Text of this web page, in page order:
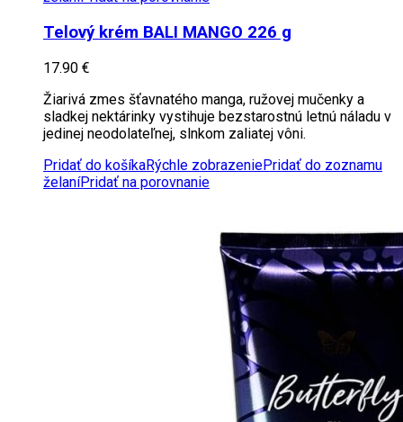
Telový krém BALI MANGO 226 g
17.90 €
Žiarivá zmes šťavnatého manga, ružovej mučenky a
sladkej nektárinky vystihuje bezstarostnú letnú náladu v
jedinej neodolateľnej, slnkom zaliatej vôni.
Pridať do košíkaRýchle zobrazeniePridať do zoznamu
želaníPridať na porovnanie